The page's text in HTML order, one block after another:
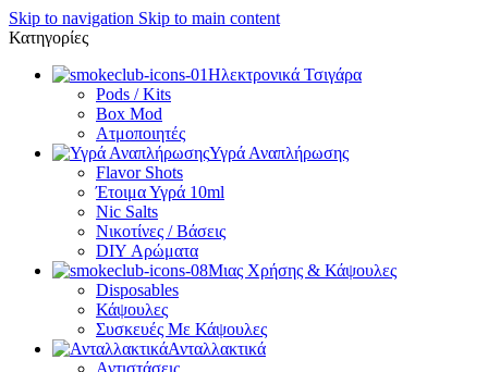
Skip to navigation Skip to main content
Κατηγορίες
Ηλεκτρονικά Τσιγάρα
Pods / Kits
Box Mod
Ατμοποιητές
Υγρά Αναπλήρωσης
Flavor Shots
Έτοιμα Υγρά 10ml
Nic Salts
Νικοτίνες / Βάσεις
DIY Αρώματα
Μιας Χρήσης & Κάψουλες
Disposables
Κάψουλες
Συσκευές Με Κάψουλες
Ανταλλακτικά
Αντιστάσεις